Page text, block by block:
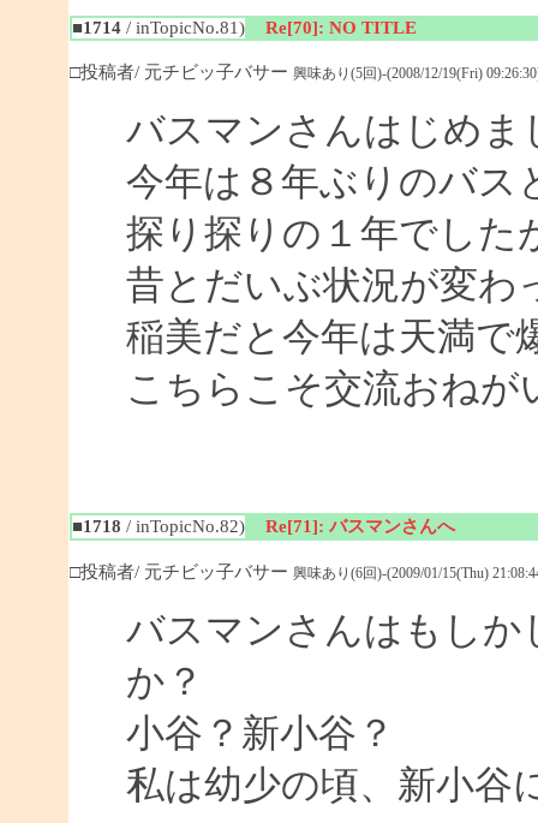
■1714/ inTopicNo.81) Re[70]: NO TITLE
□投稿者/ 元チビッ子バサー 興味あり(5回)-(2008/12/19(Fri)
バスマンさんはじめま
今年は８年ぶりのバス
探り探りの１年でした
昔とだいぶ状況が変わ
稲美だと今年は天満で
こちらこそ交流おねが
■1718 / inTopicNo.82) Re[71]: バスマンさんへ
□投稿者/ 元チビッ子バサー 興味あり(6回)-(2009/01/15(Thu)
バスマンさんはもしか
か？
小谷？新小谷？
私は幼少の頃、新小谷